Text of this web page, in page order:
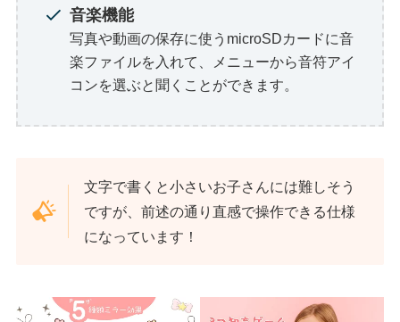
音楽機能
写真や動画の保存に使うmicroSDカードに音
楽ファイルを入れて、メニューから音符アイ
コンを選ぶと聞くことができます。
文字で書くと小さいお子さんには難しそう
ですが、前述の通り直感で操作できる仕様
になっています！